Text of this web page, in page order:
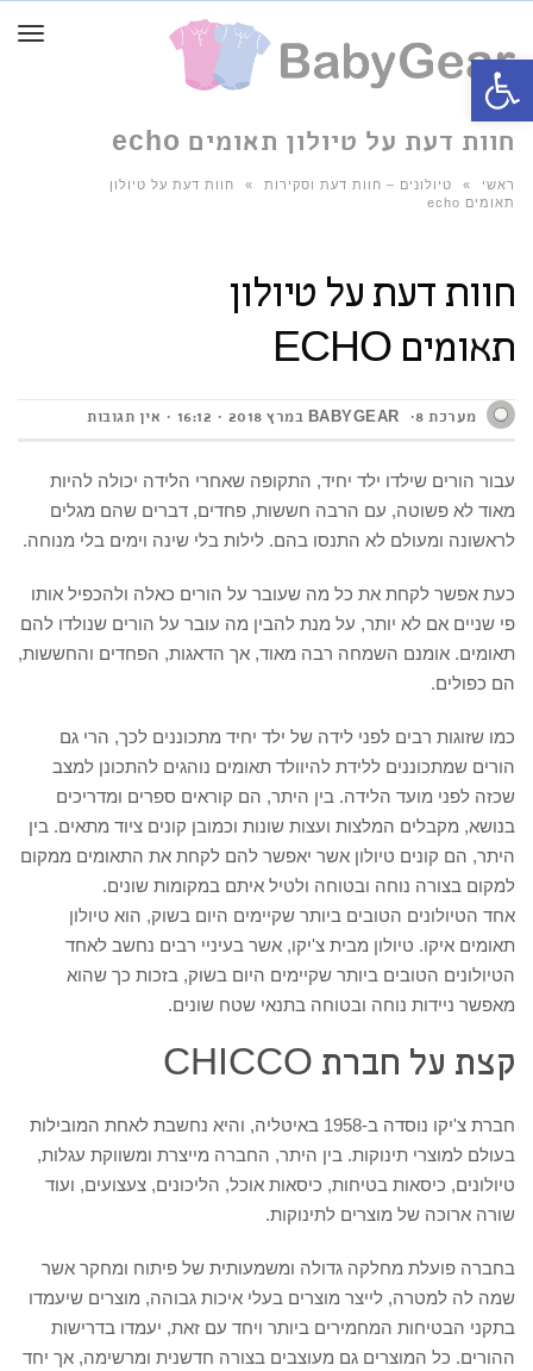
חוות דעת על טיולון תאומים echo
ראשי » טיולונים – חוות דעת וסקירות »
חוות דעת על טיולון
תאומים echo
חוות דעת על טיולון
תאומים ECHO
מערכת BABYGEAR 8 במרץ 2018 16:12 אין תגובות
עבור הורים שילדו ילד יחיד, התקופה שאחרי הלידה יכולה להיות
מאוד לא פשוטה, עם הרבה חששות, פחדים, דברים שהם מגלים
לראשונה ומעולם לא התנסו בהם. לילות בלי שינה וימים בלי מנוחה.
כעת אפשר לקחת את כל מה שעובר על הורים כאלה ולהכפיל אותו
פי שניים אם לא יותר, על מנת להבין מה עובר על הורים שנולדו להם
תאומים. אומנם השמחה רבה מאוד, אך הדאגות, הפחדים והחששות,
הם כפולים.
כמו שזוגות רבים לפני לידה של ילד יחיד מתכוננים לכך, הרי גם
הורים שמתכוננים ללידת להיוולד תאומים נוהגים להתכונן למצב
שכזה לפני מועד הלידה. בין היתר, הם קוראים ספרים ומדריכים
בנושא, מקבלים המלצות ועצות שונות וכמובן קונים ציוד מתאים. בין
היתר, הם קונים טיולון אשר יאפשר להם לקחת את התאומים ממקום
למקום בצורה נוחה ובטוחה ולטיל איתם במקומות שונים.
אחד הטיולונים הטובים ביותר שקיימים היום בשוק, הוא טיולון
תאומים איקו. טיולון מבית צ'יקו, אשר בעיניי רבים נחשב לאחד
הטיולונים הטובים ביותר שקיימים היום בשוק, בזכות כך שהוא
מאפשר ניידות נוחה ובטוחה בתנאי שטח שונים.
קצת על חברת CHICCO
חברת צ'יקו נוסדה ב-1958 באיטליה, והיא נחשבת לאחת המובילות
בעולם למוצרי תינוקות. בין היתר, החברה מייצרת ומשווקת עגלות,
טיולונים, כיסאות בטיחות, כיסאות אוכל, הליכונים, צעצועים, ועוד
שורה ארוכה של מוצרים לתינוקות.
בחברה פועלת מחלקה גדולה ומשמעותית של פיתוח ומחקר אשר
שמה לה למטרה, לייצר מוצרים בעלי איכות גבוהה, מוצרים שיעמדו
בתקני הבטיחות המחמירים ביותר ויחד עם זאת, יעמדו בדרישות
ההורים. כל המוצרים גם מעוצבים בצורה חדשנית ומרשימה, אך יחד
פתח סרגל נגישות